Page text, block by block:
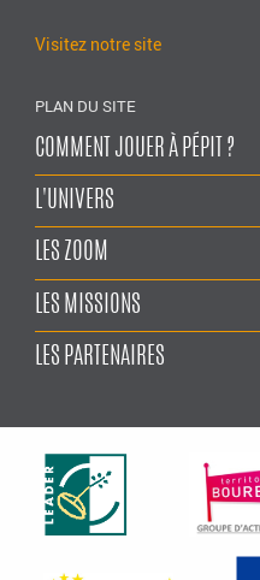
Visitez notre site
PLAN DU SITE
COMMENT JOUER À PÉPIT ?
L'UNIVERS
LES ZOOM
LES MISSIONS
LES PARTENAIRES